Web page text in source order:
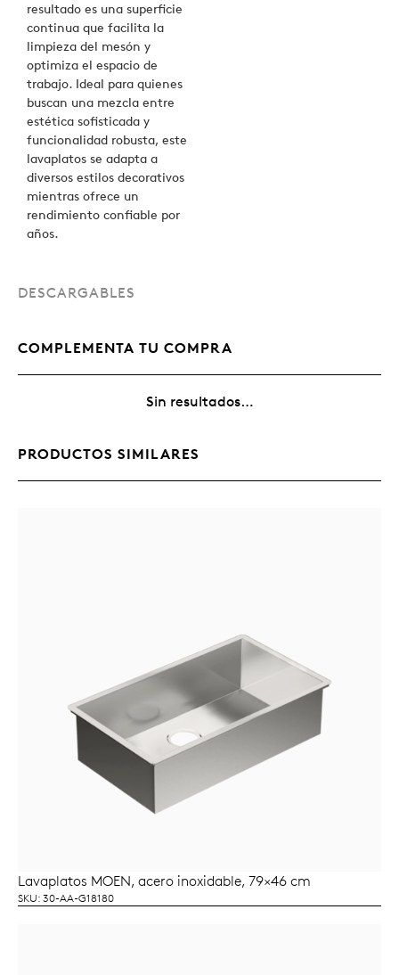
DESCARGABLES
resultado es una superficie
continua que facilita la
limpieza del mesón y
optimiza el espacio de
trabajo. Ideal para quienes
buscan una mezcla entre
estética sofisticada y
funcionalidad robusta, este
lavaplatos se adapta a
diversos estilos decorativos
mientras ofrece un
rendimiento confiable por
años.
COMPLEMENTA TU COMPRA
Sin resultados…
PRODUCTOS SIMILARES
LEER MÁS
Lavaplatos MOEN, acero inoxidable, 79×46 cm
SKU: 30-AA-G18180